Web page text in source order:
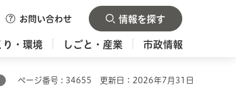
お問い合わせ 情報を探す
り・環境 しごと・産業 市政情報
ページ番号 : 34655 更新日：2026年7月31日